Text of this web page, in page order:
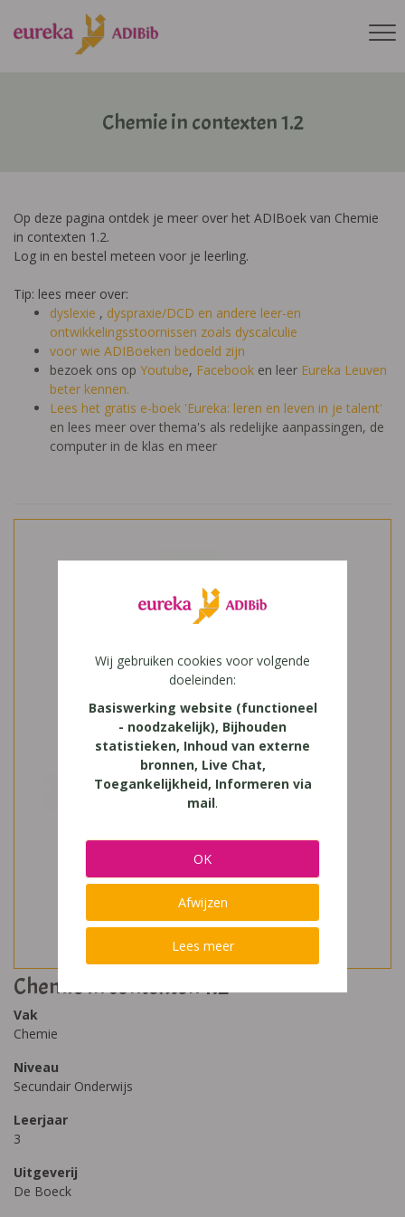
Chemie in contexten 1.2
Op deze pagina ontdek je meer over het ADIBoek van Chemie
in contexten 1.2.
Log in en bestel meteen voor je leerling.
Tip: lees meer over:
dyslexie , dyspraxie/DCD en andere leer-en
ontwikkelingsstoornissen zoals dyscalculie
voor wie ADIBoeken bedoeld zijn
bezoek ons op Youtube, Facebook en leer Eureka Leuven
beter kennen.
Lees het gratis e-boek 'Eureka: leren en leven in je talent'
en lees meer over thema's als redelijke aanpassingen, de
computer in de klas en meer
Chemie in contexten 1.2
Vak
Chemie
Niveau
Secundair Onderwijs
Leerjaar
3
Uitgeverij
De Boeck
Wij gebruiken cookies voor volgende
doeleinden:
Basiswerking website (functioneel
- noodzakelijk), Bijhouden
statistieken, Inhoud van externe
bronnen, Live Chat,
Toegankelijkheid, Informeren via
mail.
OK
Afwijzen
Lees meer